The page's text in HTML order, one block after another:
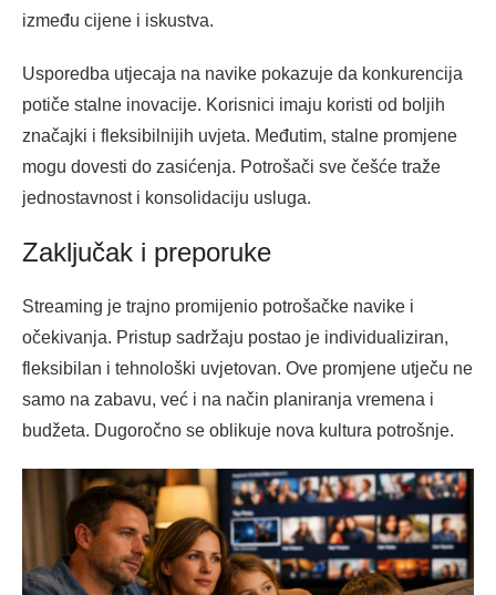
između cijene i iskustva.
Usporedba utjecaja na navike pokazuje da konkurencija
potiče stalne inovacije. Korisnici imaju koristi od boljih
značajki i fleksibilnijih uvjeta. Međutim, stalne promjene
mogu dovesti do zasićenja. Potrošači sve češće traže
jednostavnost i konsolidaciju usluga.
Zaključak i preporuke
Streaming je trajno promijenio potrošačke navike i
očekivanja. Pristup sadržaju postao je individualiziran,
fleksibilan i tehnološki uvjetovan. Ove promjene utječu ne
samo na zabavu, već i na način planiranja vremena i
budžeta. Dugoročno se oblikuje nova kultura potrošnje.